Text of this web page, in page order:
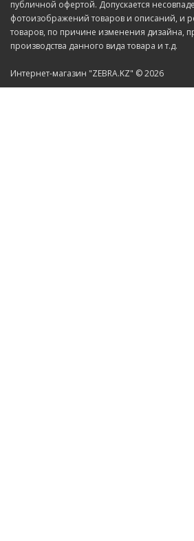
публичной офертой. Допускается
фотоизображений товаров и описаний, и
товаров, по причине изменения дизайна,
производства данного вида товара и т.д.
Интернет-магазин "ZEBRA.KZ" © 2026